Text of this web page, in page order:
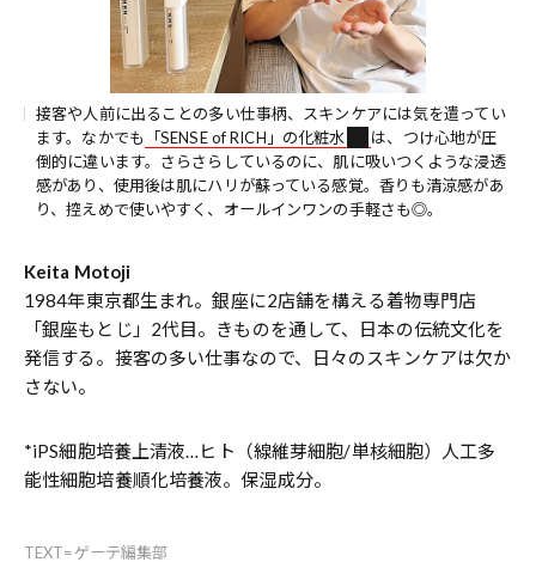
接客や人前に出ることの多い仕事柄、スキンケアには気を遣ってい
ます。なかでも
「SENSE of RICH」の化粧水
は、つけ心地が圧
倒的に違います。さらさらしているのに、肌に吸いつくような浸透
感があり、使用後は肌にハリが蘇っている感覚。香りも清涼感があ
り、控えめで使いやすく、オールインワンの手軽さも◎。
Keita Motoji
1984年東京都生まれ。銀座に2店舗を構える着物専門店
「銀座もとじ」2代目。きものを通して、日本の伝統文化を
発信する。接客の多い仕事なので、日々のスキンケアは欠か
さない。
*iPS細胞培養上清液…ヒト（線維芽細胞/単核細胞）人工多
能性細胞培養順化培養液。保湿成分。
TEXT=ゲーテ編集部